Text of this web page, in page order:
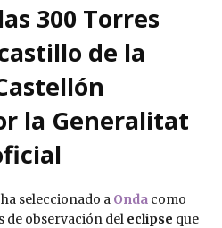
300 Torres
de la
la Generalitat
seleccionado a Onda como
de observación del eclipse que